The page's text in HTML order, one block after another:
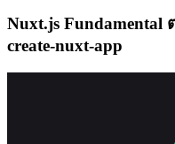
Nuxt.js Fundamental
create-nuxt-app